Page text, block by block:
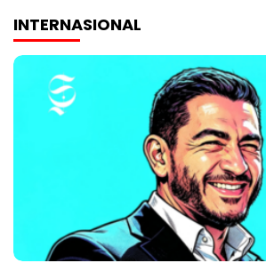
INTERNASIONAL